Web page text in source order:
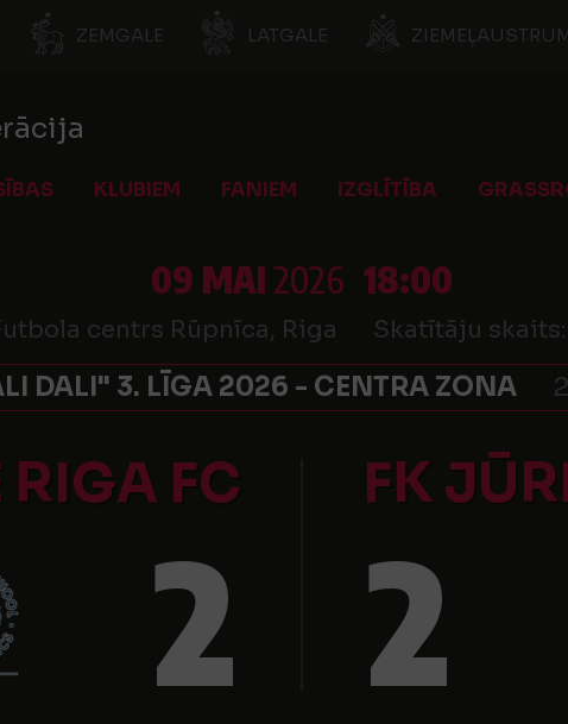
ZEMGALE LATGALE
KLUBIEM FANIEM IZGLĪTĪBA
09 MAI2026 18:00
centrs Rūpnīca, Riga Skatītāju
DALI" 3. LĪGA 2026 - CENTRA ZONA
RIGA FC FK
2 2